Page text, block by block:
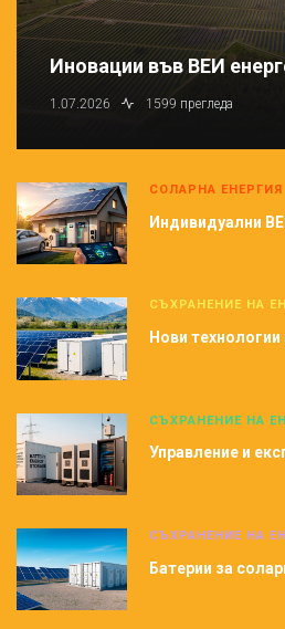
Иновации във ВЕИ
1.07.2026 1599 прегледа
СОЛАРНА ЕНЕРГИЯ
Индивидуални
СЪХРАНЕНИЕ НА
Нови
СЪХРАНЕНИЕ НА
Управление и
СЪХРАНЕНИЕ НА
Батерии за